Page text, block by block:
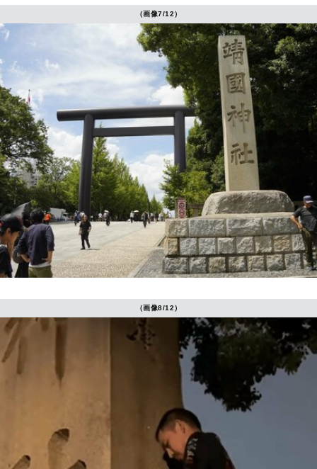
（画像7/12）
（画像8/12）